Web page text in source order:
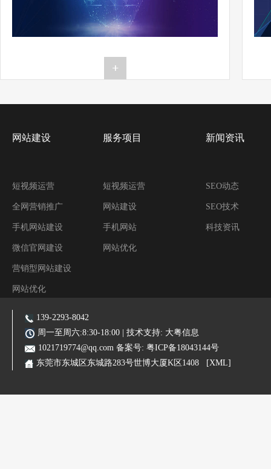
网站建设
短视频运营
全网营销推广
手机网站建设
微信官网建设
营销型网站建设
网站优化
阿里装修运营
服务项目
短视频运营
网站建设
手机网站
网站优化
新闻资讯
SEO动态
SEO技术
科技资讯
主营业务:东莞网站建设|东莞网站优化|东莞SEO优化推广|品牌网站|手机网站|微信小程序|霸屏推广
139-2293-8042
周一至周六:8:30-18:00 | 技术支持: 大粤信息
1021719774@qq.com 备案号: 粤ICP备18043144号
东莞市东城区东城路283号世博大厦K区1408
[XML]